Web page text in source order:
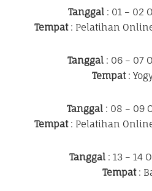
Tanggal: 01 – 02
Tempat: Pelatihan
Tanggal : 06 – 07
Tempat:
Tanggal : 08 – 09
Tempat: Pelatihan
Tanggal: 13 – 14
Tempat: